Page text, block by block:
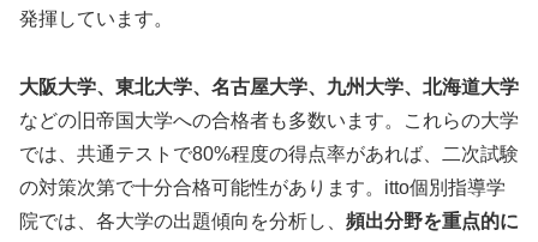
発揮しています。
大阪大学、東北大学、名古屋大学、九州大学、北海道大学
などの旧帝国大学への合格者も多数います。これらの大学
では、共通テストで80%程度の得点率があれば、二次試験
の対策次第で十分合格可能性があります。itto個別指導学
院では、各大学の出題傾向を分析し、 頻出分野を重点的に